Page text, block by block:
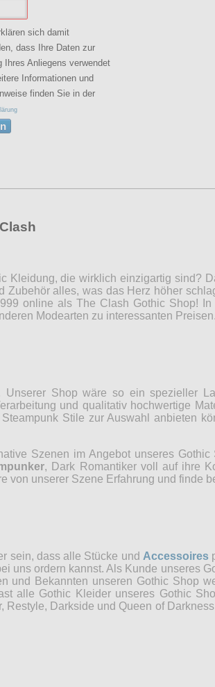
sich damit
dass Ihre Daten zur
Ihres Anliegens verwendet
Informationen und
finden Sie in der
Kleidung, die wirklich einzigartig sind?
Zubehör alles, was das Herz höher
online als The Clash Gothic Shop!
Modearten zu interessanten
Shop wäre so ein spezieller
und qualitativ hochwertige
Stile zur Auswahl anbieten
Szenen im Angebot unseres
, Dark Romantiker voll auf ihre
von unserer Szene Erfahrung und finde
sein, dass alle Stücke und Accessoires
uns ordern kannst. Als Kunde unseres
und Bekannten unseren Gothic Shop
alle Gothic Kleider unseres Gothic
Darkside und Queen of